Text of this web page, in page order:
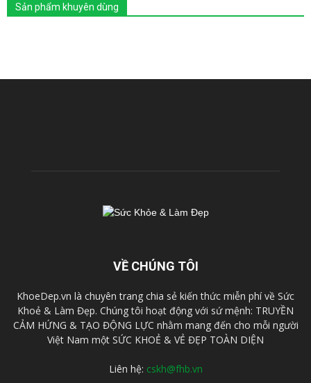
Sản phẩm khuyên dùng
VỀ CHÚNG TÔI
KhoeDep.vn là chuyên trang chia sẻ kiến thức miễn phí về Sức
Khoẻ & Làm Đẹp. Chúng tôi hoạt động với sứ mệnh: TRUYỀN
CẢM HỨNG & TẠO ĐỘNG LỰC nhằm mang đến cho mỗi người
Việt Nam một SỨC KHOẺ & VẺ ĐẸP TOÀN DIỆN
Liên hệ: cskh@fhb.vn